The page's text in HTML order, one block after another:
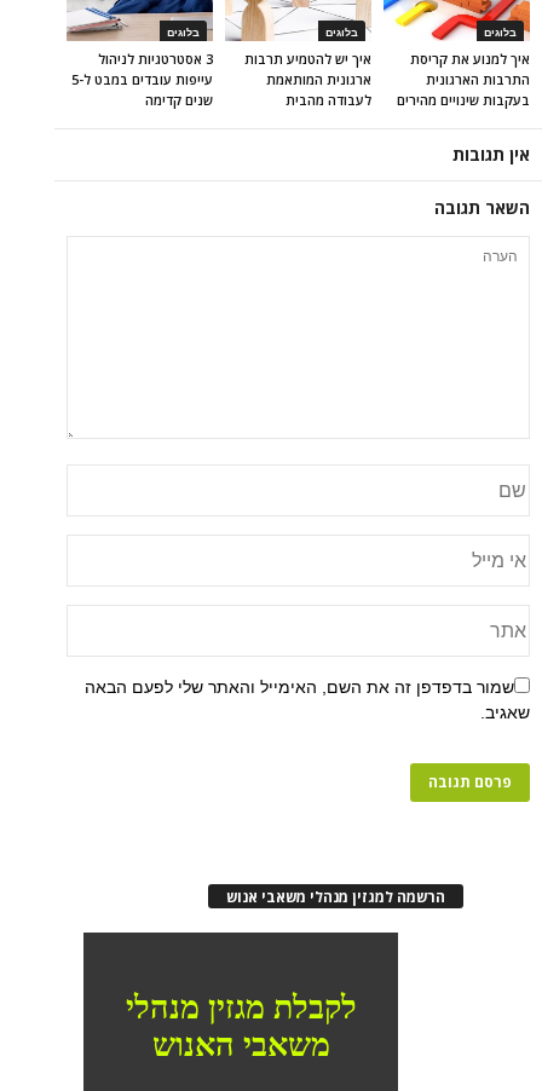
בלוגים
3 אסטרטגיות לניהול
עייפות עובדים במבט ל-5
שנים קדימה
בלוגים
איך יש להטמיע תרבות
ארגונית המותאמת
לעבודה מהבית
בלוגים
איך למנוע את קריסת
התרבות הארגונית
בעקבות שינויים מהירים
אין תגובות
השאר תגובה
שמור בדפדפן זה את השם, האימייל והאתר שלי לפעם הבאה
שאגיב.
הרשמה למגזין מנהלי משאבי אנוש